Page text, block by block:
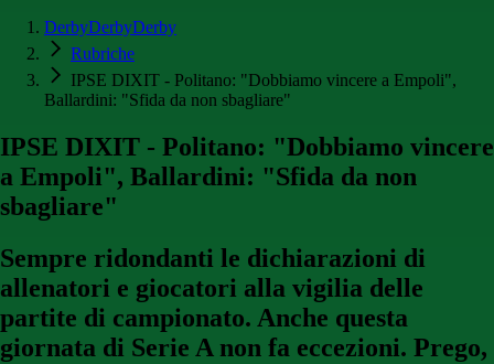
DerbyDerbyDerby
Rubriche
IPSE DIXIT - Politano: "Dobbiamo vincere a Empoli",
Ballardini: "Sfida da non sbagliare"
IPSE DIXIT - Politano: "Dobbiamo vincere
a Empoli", Ballardini: "Sfida da non
sbagliare"
Sempre ridondanti le dichiarazioni di
allenatori e giocatori alla vigilia delle
partite di campionato. Anche questa
giornata di Serie A non fa eccezioni. Prego,